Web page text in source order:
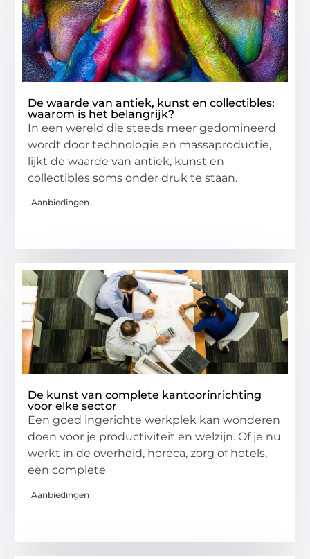
De waarde van antiek, kunst en collectibles:
waarom is het belangrijk?
In een wereld die steeds meer gedomineerd
wordt door technologie en massaproductie,
lijkt de waarde van antiek, kunst en
collectibles soms onder druk te staan.
Aanbiedingen
De kunst van complete kantoorinrichting
voor elke sector
Een goed ingerichte werkplek kan wonderen
doen voor je productiviteit en welzijn. Of je nu
werkt in de overheid, horeca, zorg of hotels,
een complete
Aanbiedingen